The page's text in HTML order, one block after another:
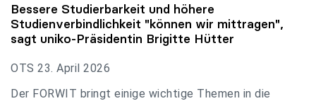
Bessere Studierbarkeit und höhere
Studienverbindlichkeit "können wir mittragen",
sagt uniko-Präsidentin Brigitte Hütter
OTS 23. April 2026
Der FORWIT bringt einige wichtige Themen in die